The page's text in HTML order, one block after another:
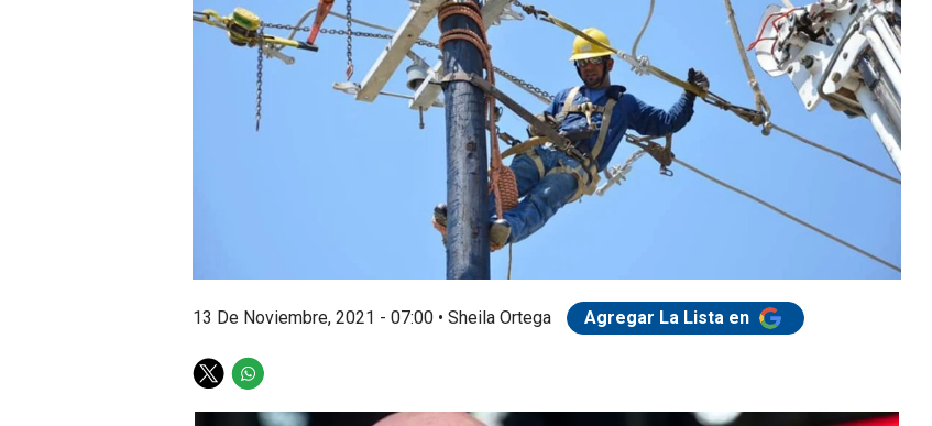
13 De Noviembre, 2021 - 07:00 • Sheila Ortega Agregar La Lista en
T
W